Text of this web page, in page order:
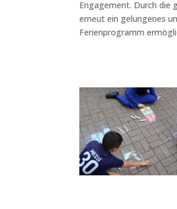
Engagement. Durch die
erneut ein gelungenes
Ferienprogramm